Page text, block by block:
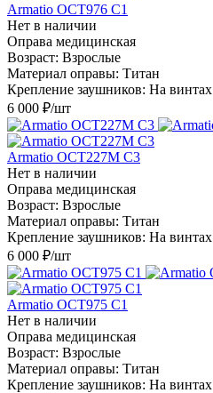
Armatio OCT976 С1
Нет в наличии
Оправа медицинская
Возраст: Взрослые
Материал оправы: Титан
Крепление заушников: На винтах
6 000 ₽/шт
Armatio OCT227M С3
Нет в наличии
Оправа медицинская
Возраст: Взрослые
Материал оправы: Титан
Крепление заушников: На винтах
6 000 ₽/шт
Armatio OCT975 С1
Нет в наличии
Оправа медицинская
Возраст: Взрослые
Материал оправы: Титан
Крепление заушников: На винтах